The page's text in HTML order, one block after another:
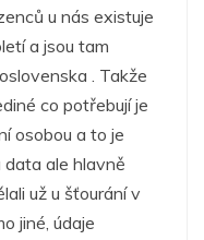
u nás existuje
a jsou tam
. Takže
co potřebují je
osobou a to je
data ale hlavně
už u šťourání v
jiné, údaje